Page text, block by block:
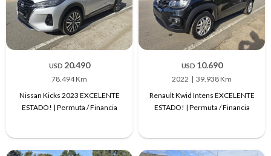
USD 20.490
78.494 Km
Nissan Kicks 2023 EXCELENTE
ESTADO! | Permuta / Financia
USD 10.690
2022
39.938 Km
Renault Kwid Intens EXCELENTE
ESTADO! | Permuta / Financia